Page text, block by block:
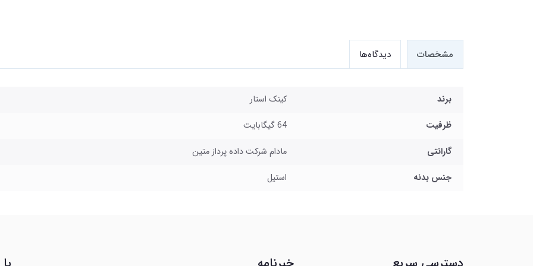
مشخصات دیدگاه‌ها
برند
کینک استار
ظرفیت
64 گیگابایت
گارانتی
مادام شرکت داده پرداز متین
جنس بدنه
استیل